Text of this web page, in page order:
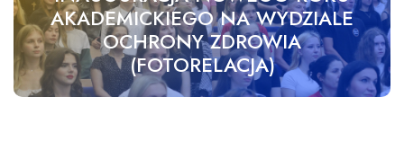
AKADEMICKIEGO NA WYDZIALE
OCHRONY ZDROWIA
(FOTORELACJA)